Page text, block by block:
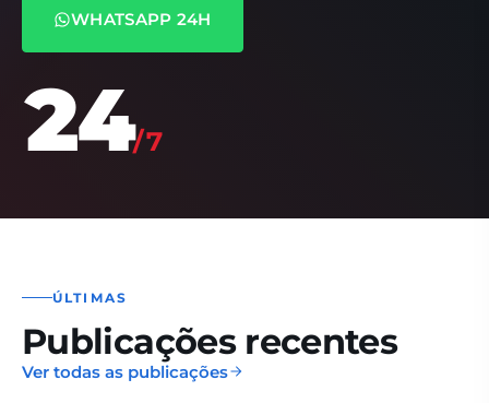
WHATSAPP 24H
24/7
ÚLTIMAS
Publicações recentes
Ver todas as publicações